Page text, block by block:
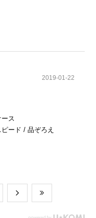
2019-01-22
ス
ード / 品ぞろえ